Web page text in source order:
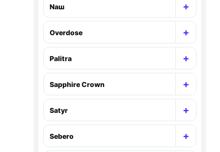
Nаш +
Overdose +
Palitra +
Sapphire Crown +
Satyr +
Sebero +